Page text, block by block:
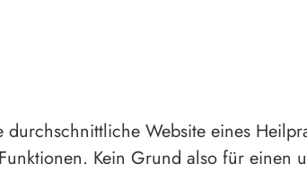
Website eines
Kein Grund also für einen